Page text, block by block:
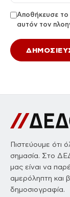
Αποθήκευσε το
αυτόν τον
Πιστεύουμε ότι
σημασία. Στο
μας είναι να
αμερόληπτη και
δημοσιογραφία.